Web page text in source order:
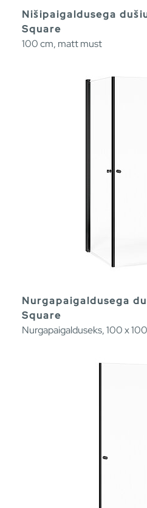
Nišipaigaldusega
Square
100 cm, matt must
Nurgapaigaldusega
Square
Nurgapaigalduseks, 100 x